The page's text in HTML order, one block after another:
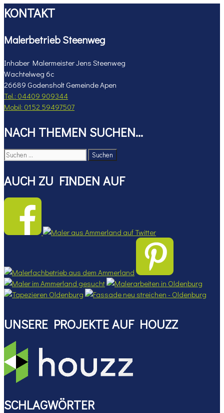
KONTAKT
Malerbetrieb Steenweg
Inhaber Malermeister Jens Steenweg
Wachtelweg 6c
26689 Godensholt Gemeinde Apen
Tel.: 04409 909344
Mobil: 0152 59497507
NACH THEMEN SUCHEN…
Suchen
AUCH ZU FINDEN AUF
UNSERE PROJEKTE AUF HOUZZ
SCHLAGWÖRTER